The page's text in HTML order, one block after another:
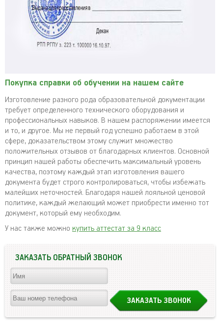
Покупка справки об обучении на нашем сайте
Изготовление разного рода образовательной документации
требует определенного технического оборудования и
профессиональных навыков. В нашем распоряжении имеется
и то, и другое. Мы не первый год успешно работаем в этой
сфере, доказательством этому служит множество
положительных отзывов от благодарных клиентов. Основной
принцип нашей работы обеспечить максимальный уровень
качества, поэтому каждый этап изготовления вашего
документа будет строго контролироваться, чтобы избежать
малейших неточностей. Благодаря нашей лояльной ценовой
политике, каждый желающий может приобрести именно тот
документ, который ему необходим.
У нас также можно купить аттестат за 9 класс
ЗАКАЗАТЬ ОБРАТНЫЙ ЗВОНОК